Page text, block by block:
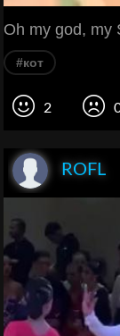
Oh my god, my
#кот
2
ROFL